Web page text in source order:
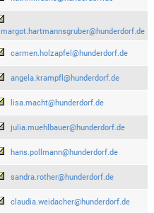
margot.hartmannsgruber@hunderdorf.de
carmen.holzapfel@hunderdorf.de
angela.krampfl@hunderdorf.de
lisa.macht@hunderdorf.de
julia.muehlbauer@hunderdorf.de
hans.pollmann@hunderdorf.de
sandra.rother@hunderdorf.de
claudia.weidacher@hunderdorf.de